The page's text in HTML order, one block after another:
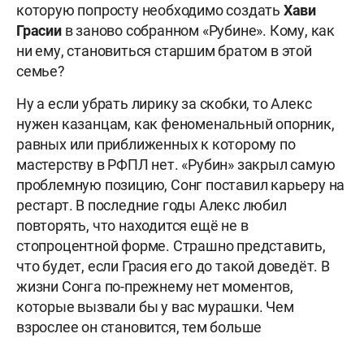
которую попросту необходимо создать Хави
Грасиив заново собранном «Рубине». Кому, как
ни ему, становиться старшим братом в этой
семье?
Ну а если убрать лирику за скобки, то Алекс
нужен казанцам, как феноменальный опорник,
равных или приближенных к которому по
мастерству в РФПЛ нет. «Рубин» закрыл самую
проблемную позицию, Сонг поставил карьеру на
рестарт. В последние годы Алекс любил
повторять, что находится ещё не в
стопроцентной форме. Страшно представить,
что будет, если Грасия его до такой доведёт. В
жизни Сонга по-прежнему нет моментов,
которые вызвали бы у вас мурашки. Чем
взрослее он становится, тем больше